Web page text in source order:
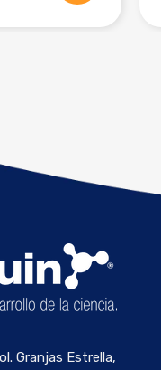
Granjas Estrella,